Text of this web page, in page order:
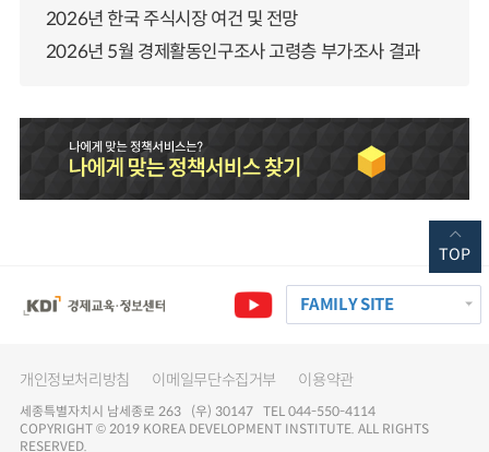
2026년 한국 주식시장 여건 및 전망
2026년 5월 경제활동인구조사 고령층 부가조사 결과
FAMILY SITE
개인정보처리방침 이메일무단수집거부 이용약관
세종특별자치시 남세종로 263 (우) 30147 TEL 044-550-4114
COPYRIGHT © 2019 KOREA DEVELOPMENT INSTITUTE. ALL RIGHTS
RESERVED.
TOP